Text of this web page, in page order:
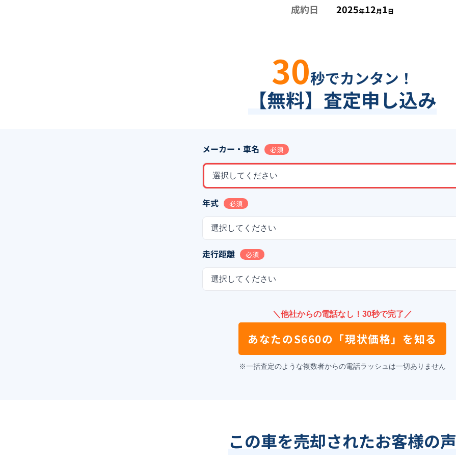
成約日 2025年12月1日
30秒でカンタン！
【無料】査定申し込み
メーカー・車名 必須
選択してください
年式 必須
選択してください
走行距離 必須
選択してください
＼他社からの電話なし！30秒で完了／
あなたのS660の 「現状価格」を知る
※一括査定のような複数者からの電話ラッシュは一切ありません
この車を売却されたお客様の声